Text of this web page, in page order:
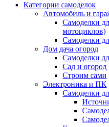
Категории самоделок
Автомобиль и
Самоделки
мотоциклов)
Самоделки
Дом дача огород
Самоделки
Сад и огород
Строим сами
Электроника и ПК
Самоделки